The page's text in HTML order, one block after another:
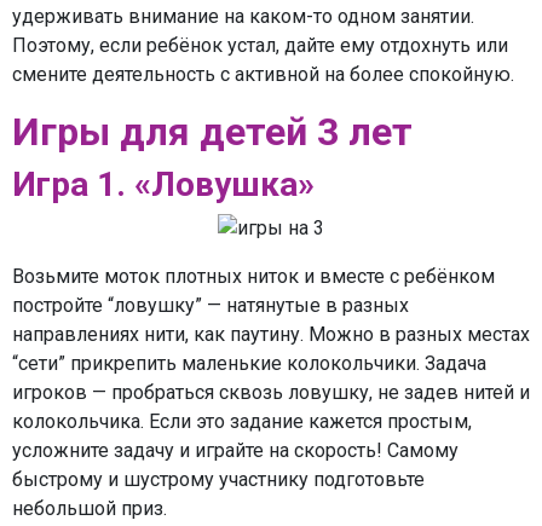
удерживать внимание на каком-то одном занятии.
Поэтому, если ребёнок устал, дайте ему отдохнуть или
смените деятельность с активной на более спокойную.
Игры для детей 3 лет
Игра 1. «Ловушка»
Возьмите моток плотных ниток и вместе с ребёнком
постройте “ловушку” — натянутые в разных
направлениях нити, как паутину. Можно в разных местах
“сети” прикрепить маленькие колокольчики. Задача
игроков — пробраться сквозь ловушку, не задев нитей и
колокольчика. Если это задание кажется простым,
усложните задачу и играйте на скорость! Самому
быстрому и шустрому участнику подготовьте
небольшой приз.